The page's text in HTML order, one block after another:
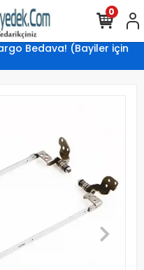
Bedava! (Bayiler için
0